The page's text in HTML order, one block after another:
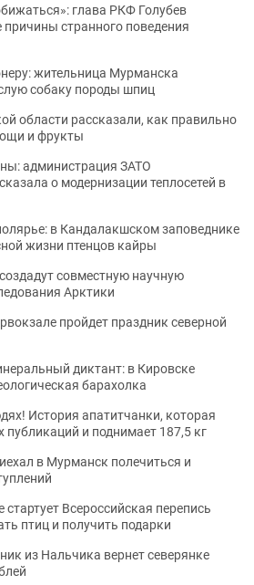
глава РКФ Голубев
странного поведения
жительница Мурманска
собаку породы шпиц
области рассказали, как правильно
и фрукты
администрация ЗАТО
о модернизации теплосетей в
в Кандалакшском заповеднике
жизни птенцов кайры
совместную научную
Арктики
пройдет праздник северной
диктант: в Кировске
барахолка
История апатитчанки, которая
публикаций и поднимает 187,5 кг
в Мурманск полечиться и
Всероссийская перепись
птиц и получить подарки
из Нальчика вернет северянке